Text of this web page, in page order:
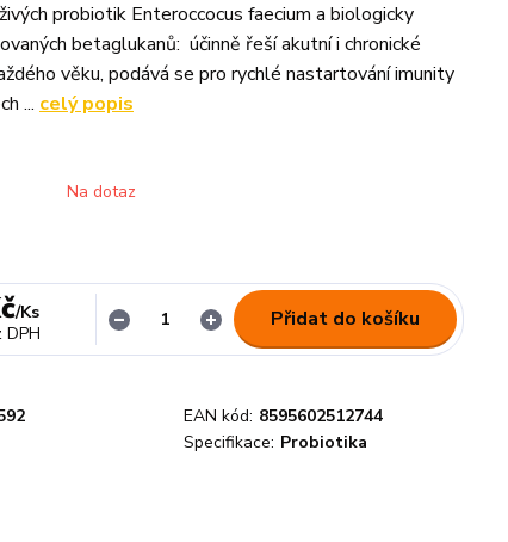
probiotik Enteroccocus faecium a biologicky
betaglukanů: účinně řeší akutní i chronické
věku, podává se pro rychlé nastartování imunity
... celý popis
Na dotaz
/Ks
DPH
Přidat do košíku
EAN kód: 8595602512744
Specifikace: Probiotika